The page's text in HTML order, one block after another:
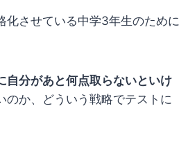
化させている中学3年生のために
自分があと何点取らないといけ
か、どういう戦略でテストに